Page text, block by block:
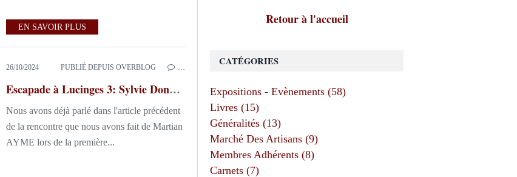
EN SAVOIR PLUS
26/10/2024 PUBLIÉ DEPUIS OVERBLOG …
Escapade à Lucinges 3: Sylvie Donaire ou la gravure à l'état sauvage
Nous avons déjà parlé dans l'article précédent
de la rencontre que nous avons fait de Martian
AYME lors de la première...
CATÉGORIES
Expositions - Evènements (58)
Livres (15)
Généralités (13)
Marché Des Artisans (9)
Membres Adhérents (8)
Carnets (7)
Retour à l'accueil